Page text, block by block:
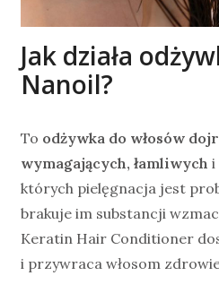
Jak działa
Nanoil?
To odżywka do włosów
wymagających, łamliwych i
których pielęgnacja jest
brakuje im substancji
Keratin Hair Conditioner
i przywraca włosom